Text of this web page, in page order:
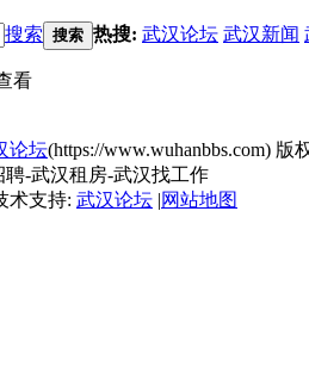
搜索 搜索 热搜: 武汉论坛 武汉新闻
看
论坛(https://www.wuhanbbs.com) 版
-武汉租房-武汉找工作
术支持: 武汉论坛 |网站地图